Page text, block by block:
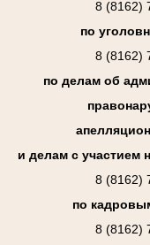
8 (8162)
по
8 (8162)
по делам об
и делам с участием
8 (8162)
по
8 (8162)